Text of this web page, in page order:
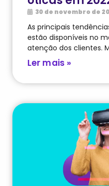
30 de novembro de
As principais
estão disponíveis no
atenção dos clientes.
Ler mais »